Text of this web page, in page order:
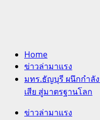
Home
ข่าวล่ามาแรง
มทร.ธัญบุรี ผนึกกำลั
เสีย สู่มาตรฐานโลก
ข่าวล่ามาแรง